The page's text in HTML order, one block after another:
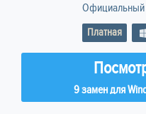
Официальный
Платная
9 замен для